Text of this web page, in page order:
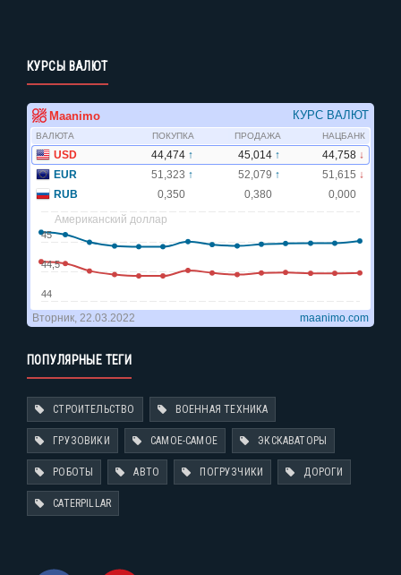
КУРСЫ ВАЛЮТ
ПОПУЛЯРНЫЕ ТЕГИ
СТРОИТЕЛЬСТВО ВОЕННАЯ ТЕХНИКА
ГРУЗОВИКИ САМОЕ-САМОЕ ЭКСКАВАТОРЫ
РОБОТЫ АВТО ПОГРУЗЧИКИ ДОРОГИ
CATERPILLAR